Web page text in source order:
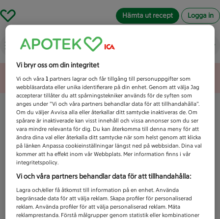
Hämta ut recept Logga in
Vad letar du efter idag?
Unknown error
Vi bryr oss om din integritet
Vi och våra1 partners lagrar och får tillgång till personuppgifter som
webbläsardata eller unika identifierare på din enhet. Genom att välja Jag
accepterar tillåter du att spårningstekniker används för de syften som
anges under ”Vi och våra partners behandlar data för att tillhandahålla”.
Om du väljer Avvisa alla eller återkallar ditt samtycke inaktiveras de. Om
spårare är inaktiverade kan visst innehåll och vissa annonser som du ser
vara mindre relevanta för dig. Du kan återkomma till denna meny för att
ändra dina val eller återkalla ditt samtycke när som helst genom att klicka
på länken Anpassa cookieinställningar längst ned på webbsidan. Dina val
kommer att ha effekt inom vår Webbplats. Mer information finns i vår
integritetspolicy.
Vi och våra partners behandlar data för att tillhandahålla:
Lagra och/eller få åtkomst till information på en enhet. Använda
begränsade data för att välja reklam. Skapa profiler för personaliserad
reklam. Använda profiler för att välja personaliserad reklam. Mäta
reklamprestanda. Förstå målgrupper genom statistik eller kombinationer